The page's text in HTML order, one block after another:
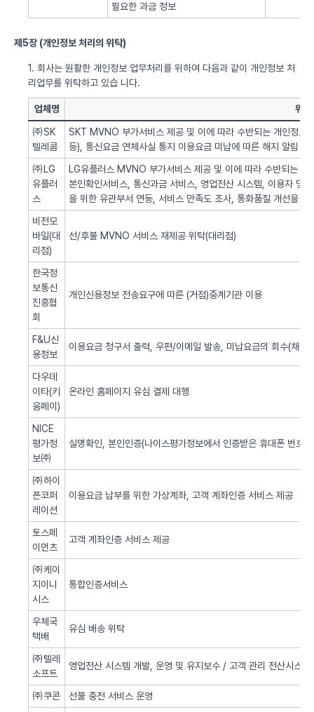
필요한 과금 정보
제5장 (개인정보 처리의 위탁)
1. 회사는 원활한 개인정보 업무처리를 위하여 다음과 같이 개인정보 처
리업무를 위탁하고 있습 니다.
업체명 위탁
㈜SK
텔레콤
SKT MVNO 부가서비스 제공 및 이에 따라 수반되는 개인정보
등), 통신요금 연체사실 통지 이용요금 미납에 따른 해지 알림 업
㈜LG
유플러
스
LG유플러스 MVNO 부가서비스 제공 및 이에 따라 수반되는
본인확인서비스, 통신과금 서비스, 영업전산 시스템, 이용자 및
을 위한 유관부서 연동, 서비스 만족도 조사, 통화품질 개선을 위
비전모
바일(대
리점)
선/후불 MVNO 서비스 재제공 위탁(대리점)
한국정
보통신
진흥협
회
개인신용정보 전송요구에 따른 (거점)중계기관 이용
F&U신
용정보
이용요금 청구서 출력, 우편/이메일 발송, 미납요금의 회수(채권
다우데
이타(키
움페이)
온라인 홈페이지 유심 결제 대행
NICE
평가정
보㈜
실명확인, 본인인증(나이스평가정보에서 인증받은 휴대폰 번호
㈜하이
픈코퍼
레이션
이용요금 납부를 위한 가상계좌, 고객 계좌인증 서비스 제공
토스페
이먼츠
고객 계좌인증 서비스 제공
㈜케이
지이니
시스
통합인증서비스
우체국
택배
유심 배송 위탁
㈜텔레
소프트
영업전산 시스템 개발, 운영 및 유지보수 / 고객 관리 전산시스
㈜쿠콘
선불 충전 서비스 운영